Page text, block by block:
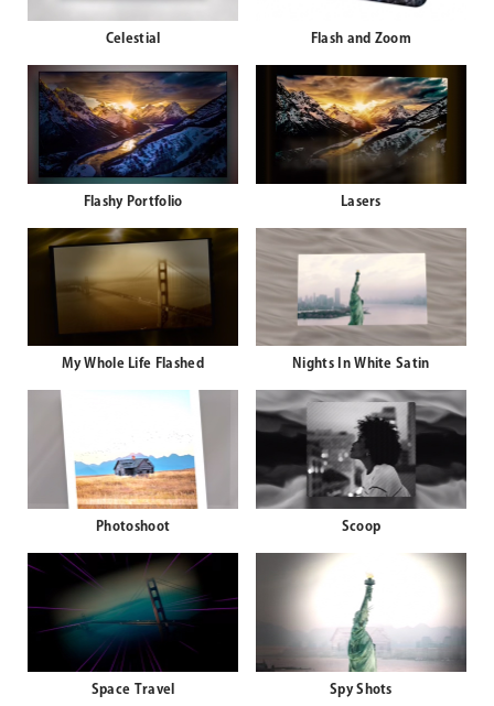
Celestial Flash and Zoom
Flashy Portfolio Lasers
My Whole Life Flashed Nights In White Satin
Photoshoot Scoop
Space Travel Spy Shots